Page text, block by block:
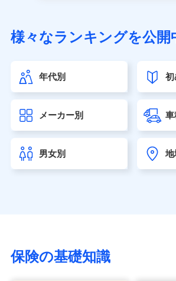
（https://www.sonylife.co.jp）
第一ネオ生命保険株式会社（https://
大樹生命保険株式会社（https://
seimei.co.jp）
チューリッヒ生命保険株式会社
東京海上日動あんしん生命保険株式
（https://www.tmn-anshin.co.jp/）
マニュライフ生命保険株式会社
（https://www.manulife.co.jp/）
様々なランキングを公開
年代別 初
メーカー別 車
男女別 地
保険の基礎知識